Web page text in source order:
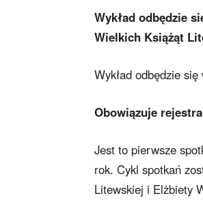
Wykład odbędzie
Wielkich Książąt
Wykład odbędzie
Obowiązuje
Jest to pierwsze
rok. Cykl spotkań
Litewskiej i Elżbiety